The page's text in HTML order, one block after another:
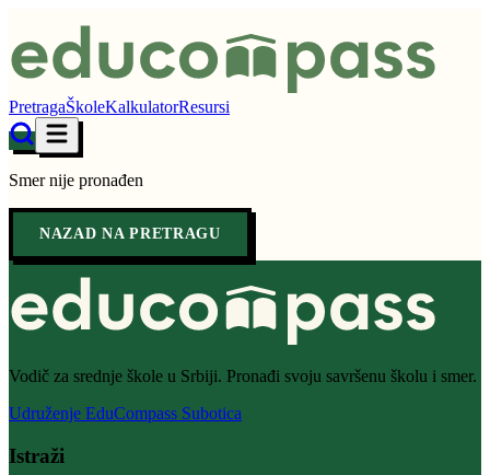
PretragaŠkoleKalkulatorResursi
Smer nije pronađen
NAZAD NA PRETRAGU
Vodič za srednje škole u Srbiji. Pronađi svoju savršenu školu i smer.
Udruženje EduCompass Subotica
Istraži